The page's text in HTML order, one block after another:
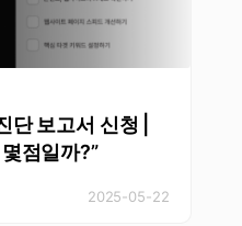
단 보고서 신청 |
점일까?”
2025-05-22